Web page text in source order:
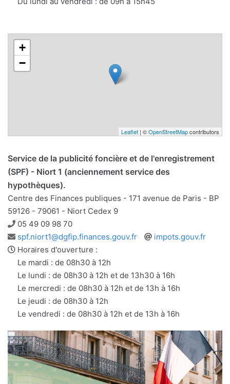
+
−
Leaflet | ©OpenStreetMapcontributors
Service de la publicité foncière et de l'enregistrement
(SPF) - Niort 1 (anciennement service des
hypothèques).
Centre des Finances publiques - 171 avenue de Paris - BP
59126 - 79061 - Niort Cedex 9
Téléphone
05 49 09 98 70
Adresse
e-
mail
spf.niort1@dgfip.finances.gouv.fr
Site
impots.gouv.fr
Horaires d'ouverture :
Le mardi : de 08h30 à 12h
Le lundi : de 08h30 à 12h et de 13h30 à 16h
Le mercredi : de 08h30 à 12h et de 13h à 16h
Le jeudi : de 08h30 à 12h
Le vendredi : de 08h30 à 12h et de 13h à 16h